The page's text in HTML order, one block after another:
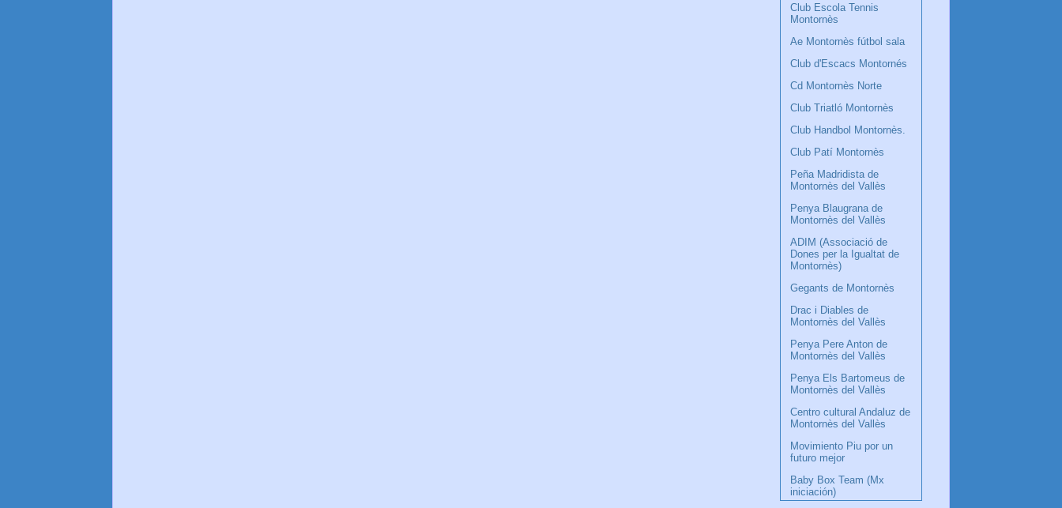
Club Escola Tennis
Montornès
Ae Montornès fútbol sala
Club d'Escacs Montornés
Cd Montornès Norte
Club Triatló Montornès
Club Handbol Montornès.
Club Patí Montornès
Peña Madridista de
Montornès del Vallès
Penya Blaugrana de
Montornès del Vallès
ADIM (Associació de
Dones per la Igualtat de
Montornès)
Gegants de Montornès
Drac i Diables de
Montornès del Vallès
Penya Pere Anton de
Montornès del Vallès
Penya Els Bartomeus de
Montornès del Vallès
Centro cultural Andaluz de
Montornès del Vallès
Movimiento Piu por un
futuro mejor
Baby Box Team (Mx
iniciación)